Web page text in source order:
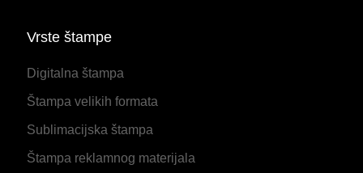
Vrste štampe
Digitalna štampa
Štampa velikih formata
Sublimacijska štampa
Štampa reklamnog materijala